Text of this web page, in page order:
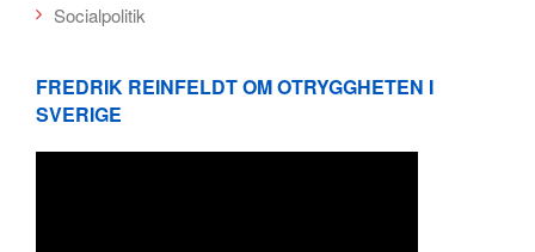
Socialpolitik
FREDRIK REINFELDT OM OTRYGGHETEN I
SVERIGE